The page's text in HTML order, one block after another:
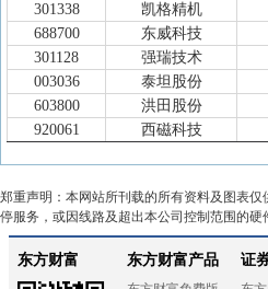
29
603800 洪田股份
30
300480 光力科技
31
603698 航天工程
32
688383 新益昌
33
003036 泰坦股份
34
002031 巨轮智能
37
002204 大连重工
38
900925 机电B股
39
300159 新研股份
40
300415 伊之密
301338
凯格精机
688700
东威科技
301128
强瑞技术
003036
泰坦股份
603800
洪田股份
920061
西磁科技
300151
昌红科技
301200
大族数控
002774
快意电梯
郑重声明：本网站所刊载的所有资料及图表
停服务，或因线路及超出本公司控制范围的